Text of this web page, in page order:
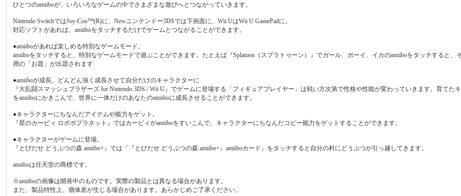
ひとつのamiiboが、いろいろなゲームの中でさまざまな遊びへとつながっていきます。
Nintendo SwitchではJoy-Con™(R)に、Newニンテンドー3DSでは下画面に、Wii UはWii U GamePadに。
対応ソフトがあれば、amiiboをタッチするだけでゲームとつながることができます。
●amiiboがあれば楽しめる特別なゲームモード。
amiiboをタッチすると、特別なゲームモードで遊ぶことができます。たとえば『Splatoon（スプラトゥーン）』でガール、ボーイ、イカのamiiboをタッチすると、
用の「お題」が出題されます
●amiiboが成長。どんどん強く成長させて自分だけのキャラクターに
『大乱闘スマッシュブラザーズ for Nintendo 3DS / Wii U』でゲームに登場する「フィギュアプレイヤー」は戦い方次第で性格や性能が変わっていきます。育てた
をamiiboにかきこんで、世界に一体だけのあなたのamiiboに成長させることができます。
●キャラクターにちなんだアイテムや能力をゲット。
『星のカービィ ロボボプラネット』ではカービィがamiiboをすいこんで、キャラクターにちなんだコピー能力をゲットすることができます。
●キャラクターがゲームに登場。
『とびだせ どうぶつの森 amiibo+』では「『とびだせ どうぶつの森 amiibo+』amiiboカード」をタッチすると自分の村にどうぶつが引っ越してきます。
amiiboは任天堂の商標です。
※amiiboの画像は開発中のものです。実際の製品とは異なる場合があります。
また、製品特性上、個体差が生じる場合があります。あらかじめご了承ください。